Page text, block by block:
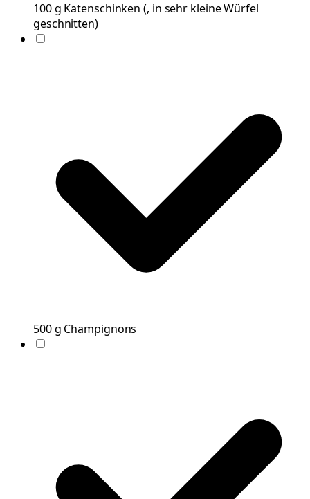
100g Katenschinken (, in sehr kleine Würfel
geschnitten)
500g Champignons